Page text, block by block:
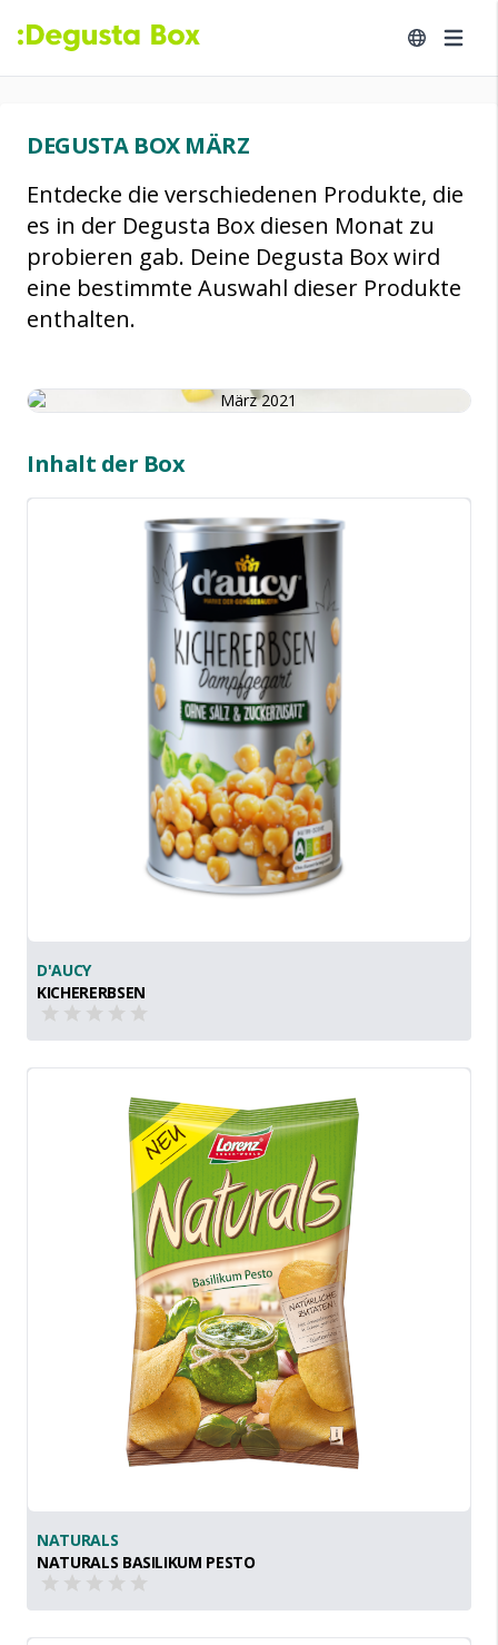
DEGUSTA BOX MÄRZ
Entdecke die verschiedenen Produkte, die
es in der Degusta Box diesen Monat zu
probieren gab. Deine Degusta Box wird
eine bestimmte Auswahl dieser Produkte
enthalten.
Inhalt der Box
D'AUCY
KICHERERBSEN
NATURALS
NATURALS BASILIKUM PESTO